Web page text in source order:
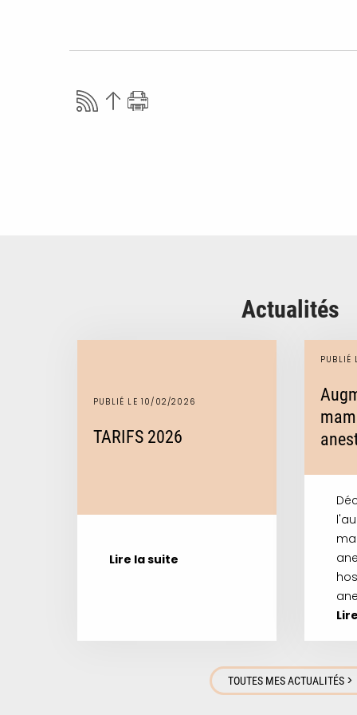
Actualités
PUBLIÉ LE 10/02/2026
TARIFS 2026
Lire la suite
TOUTES MES ACTUALITÉS >